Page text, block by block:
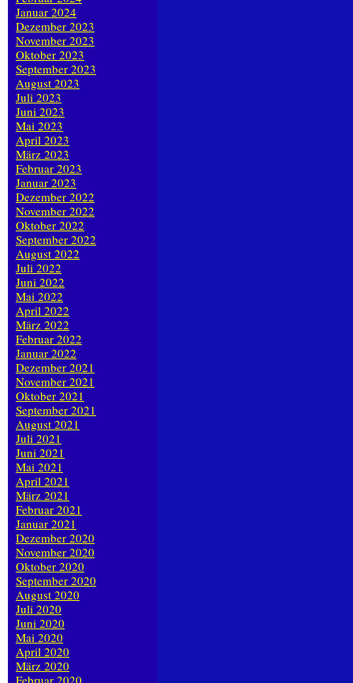
Januar 2024
Dezember 2023
November 2023
Oktober 2023
September 2023
August 2023
Juli 2023
Juni 2023
Mai 2023
April 2023
März 2023
Februar 2023
Januar 2023
Dezember 2022
November 2022
Oktober 2022
September 2022
August 2022
Juli 2022
Juni 2022
Mai 2022
April 2022
März 2022
Februar 2022
Januar 2022
Dezember 2021
November 2021
Oktober 2021
September 2021
August 2021
Juli 2021
Juni 2021
Mai 2021
April 2021
März 2021
Februar 2021
Januar 2021
Dezember 2020
November 2020
Oktober 2020
September 2020
August 2020
Juli 2020
Juni 2020
Mai 2020
April 2020
März 2020
Februar 2020